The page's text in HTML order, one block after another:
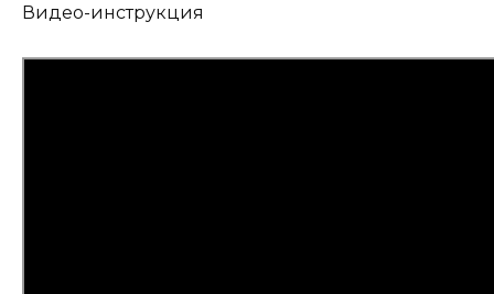
Видео-инструкция